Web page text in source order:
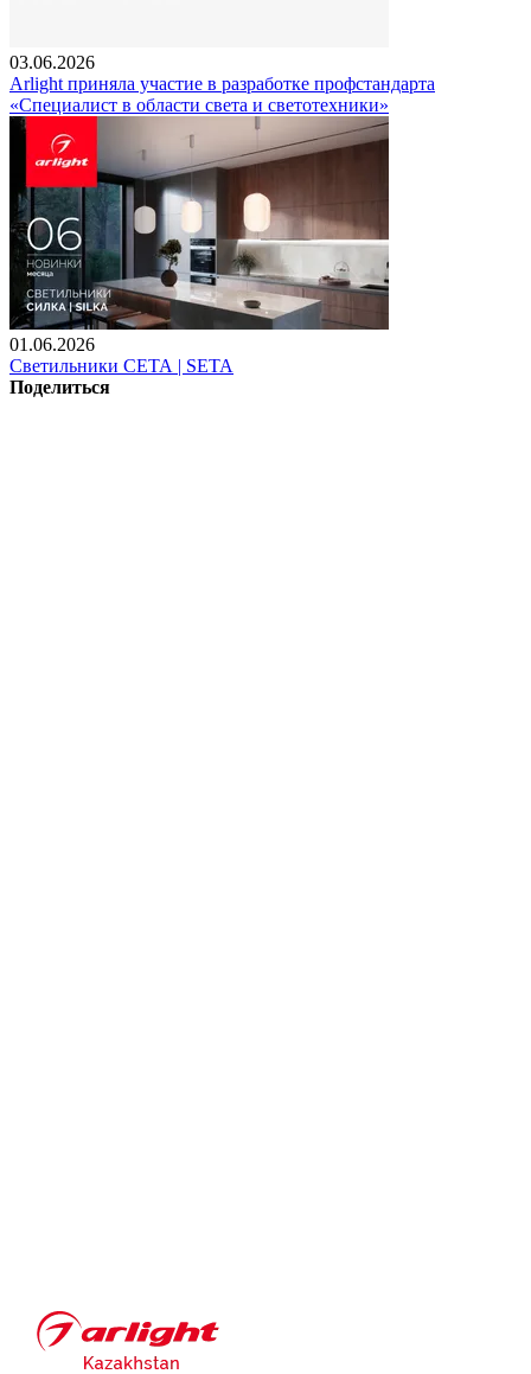
03.06.2026
Arlight приняла участие в разработке профстандарта
«Специалист в области света и светотехники»
01.06.2026
Светильники СЕТА | SETA
Поделиться